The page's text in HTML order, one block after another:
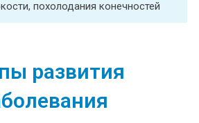
похолодания конечностей
развития